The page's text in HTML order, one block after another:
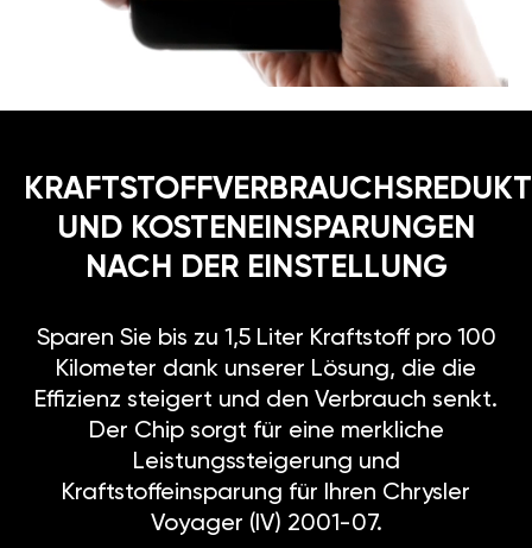
UND KOSTENEINSPARUNGEN
NACH DER EINSTELLUNG
Sparen Sie bis zu 1,5 Liter Kraftstoff pro 100
Kilometer dank unserer Lösung, die die
Effizienz steigert und den Verbrauch senkt.
Der Chip sorgt für eine merkliche
Leistungssteigerung und
Kraftstoffeinsparung für Ihren Chrysler
Voyager (IV) 2001-07.